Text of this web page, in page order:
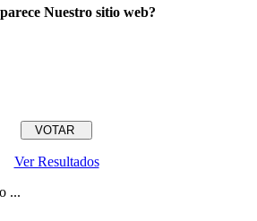
Nuestro sitio web?
Ver Resultados
...